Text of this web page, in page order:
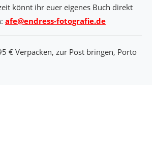
könnt ihr euer eigenes Buch direkt
afe@endress-fotografie.de
€ Verpacken, zur Post bringen, Porto